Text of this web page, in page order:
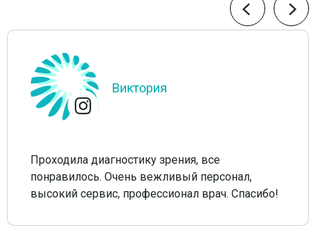
Виктория
Проходила диагностику зрения, все
понравилось. Очень вежливый персонал,
высокий сервис, профессионал врач. Спасибо!